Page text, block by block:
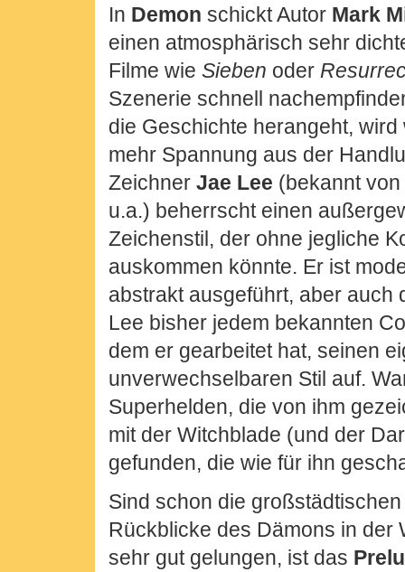
In Demon schickt Autor Mark
einen atmosphärisch sehr
Filme wie Sieben oder
Szenerie schnell
die Geschichte herangeht,
mehr Spannung aus der
Zeichner Jae Lee (bekannt
u.a.) beherrscht einen
Zeichenstil, der ohne jegliche
auskommen könnte. Er ist
abstrakt ausgeführt, aber auch
Lee bisher jedem bekannten
dem er gearbeitet hat, seinen
unverwechselbaren Stil auf.
Superhelden, die von ihm
mit der Witchblade (und der
gefunden, die wie für ihn
Sind schon die
Rückblicke des Dämons in der
sehr gut gelungen, ist das